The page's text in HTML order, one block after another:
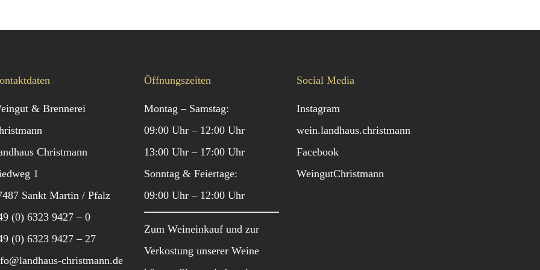
& Brennerei
Christmann
1
Sankt Martin / Pfalz
(0) 6323 9427 – 0
(0) 6323 9427 – 27
christmann.de
Öffnungszeiten
Montag – Samstag:
09:00 Uhr – 12:00 Uhr
13:00 Uhr – 17:00 Uhr
Sonntag & Feiertage:
09:00 Uhr – 12:00 Uhr
Zum Weineinkauf und zur
Verkostung unserer Weine
Social Media
Instagram
wein.landhaus.christmann
Facebook
WeingutChristmann